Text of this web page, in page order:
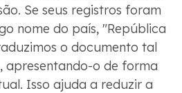
Se seus registros foram
nome do país, "República
o documento tal
apresentando-o de forma
Isso ajuda a reduzir a